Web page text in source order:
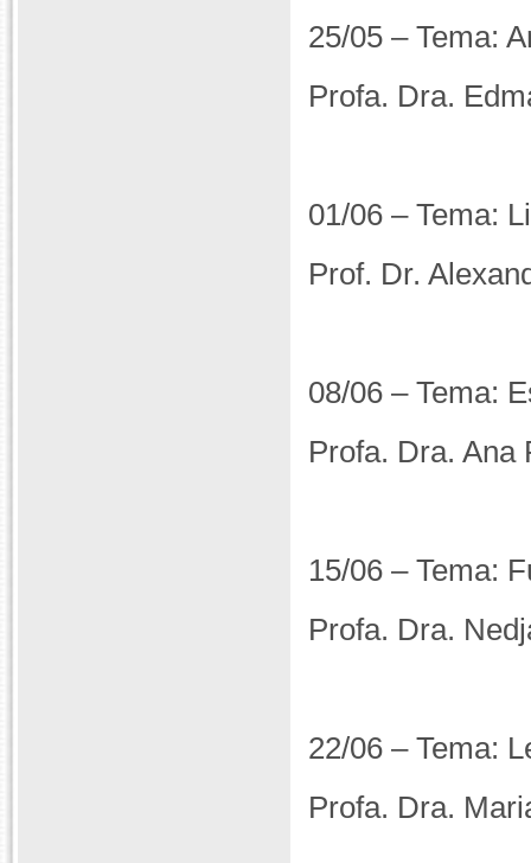
25/05 – Tema:
Profa. Dra.
01/06 – Tema:
Prof. Dr.
08/06 – Tema:
Profa. Dra.
15/06 – Tema:
Profa. Dra.
22/06 – Tema:
Profa. Dra.